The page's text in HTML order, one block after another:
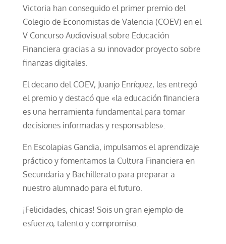
Victoria han conseguido el primer premio del
Colegio de Economistas de Valencia (COEV) en el
V Concurso Audiovisual sobre Educación
Financiera gracias a su innovador proyecto sobre
finanzas digitales.
El decano del COEV, Juanjo Enríquez, les entregó
el premio y destacó que «la educación financiera
es una herramienta fundamental para tomar
decisiones informadas y responsables».
En Escolapias Gandia, impulsamos el aprendizaje
práctico y fomentamos la Cultura Financiera en
Secundaria y Bachillerato para preparar a
nuestro alumnado para el futuro.
¡Felicidades, chicas! Sois un gran ejemplo de
esfuerzo, talento y compromiso.